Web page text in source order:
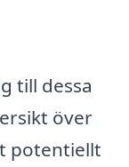
till dessa
över
potentiellt